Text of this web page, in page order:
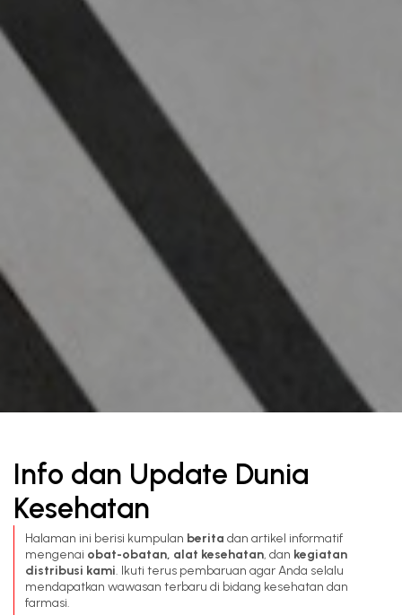
Info dan Update Dunia
Kesehatan
Halaman ini berisi kumpulan berita dan artikel informatif
mengenai obat-obatan, alat kesehatan, dan kegiatan
distribusi kami. Ikuti terus pembaruan agar Anda selalu
mendapatkan wawasan terbaru di bidang kesehatan dan
farmasi.